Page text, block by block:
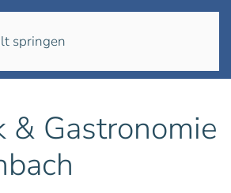
springen
& Gastronomie